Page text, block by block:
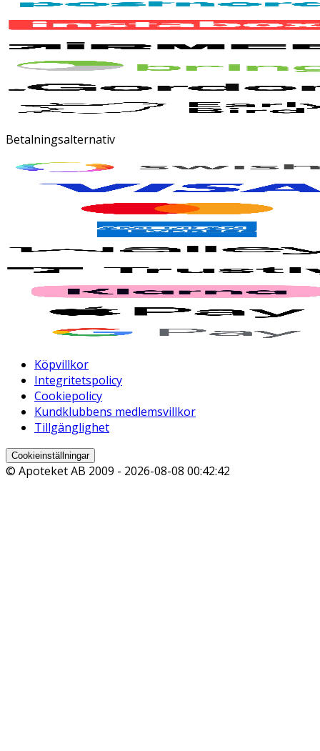
Betalningsalternativ
Köpvillkor
Integritetspolicy
Cookiepolicy
Kundklubbens medlemsvillkor
Tillgänglighet
Cookieinställningar
© Apoteket AB 2009 - 2026-08-08 00:42:42